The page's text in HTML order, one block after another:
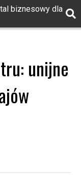
biznesowy dla
unijne